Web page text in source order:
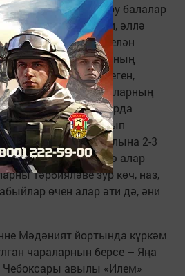
Интернат, авыру балалар
уегызга, бәлки, әллә
анда килеп керү белән
балаларның
бердәмлеген,
түгел. Балаларның
уеннарда
бүләкләрне шатланып
рәхәтлек бирә. Без елына 2-3
хезмәткәрләр көн дә алар
тәрбияләве зур көч, наз,
өчен алар әти дә, әни
Мәдәният йортында күркәм
чараларнын берсе – Яңа
авылы «Илем»